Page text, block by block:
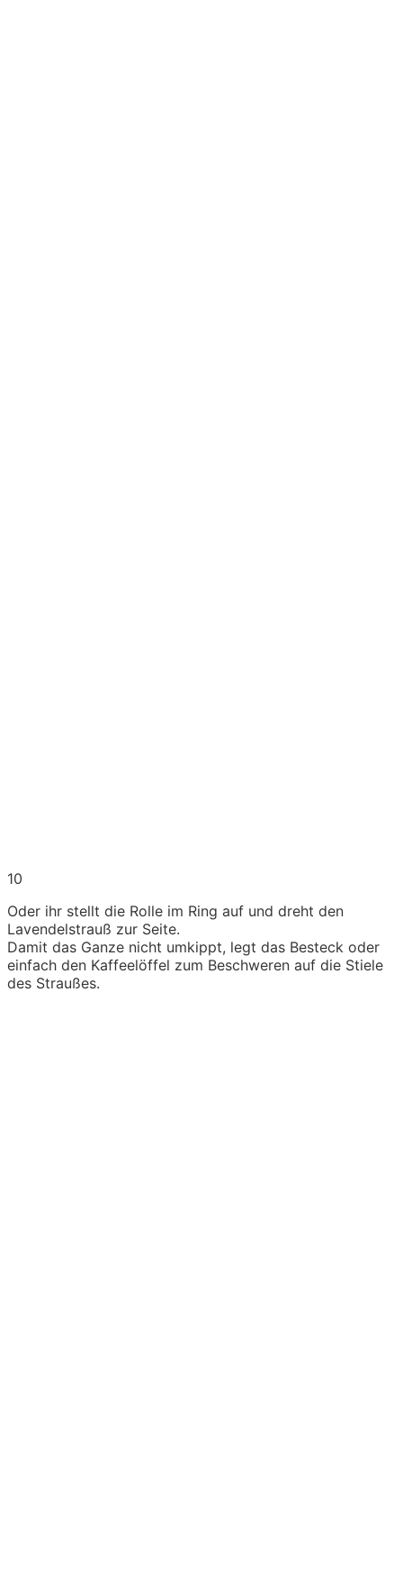
10
Oder ihr stellt die Rolle im Ring auf und dreht den
Lavendelstrauß zur Seite.
Damit das Ganze nicht umkippt, legt das Besteck oder
einfach den Kaffeelöffel zum Beschweren auf die Stiele
des Straußes.